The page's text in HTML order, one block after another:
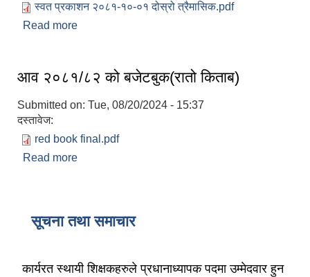
स्वत प्रकाशन २०८१-१०-०१ दोस्रो त्रैमासिक.pdf
Read more
आव २०८१/८२ को बजेटबुक(रातो किताब)
Submitted on: Tue, 08/20/2024 - 15:37
दस्तावेज:
red book final.pdf
Read more
सूचना तथा समाचार
कार्यरत स्थायी शिक्षकहरुले प्रधानाध्यापक पदमा उम्मेदवार हुन